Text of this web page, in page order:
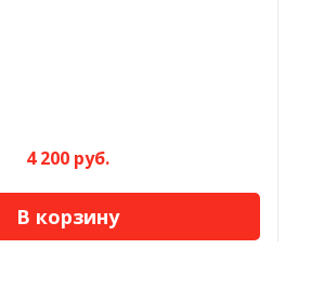
4 200 руб.
В корзину